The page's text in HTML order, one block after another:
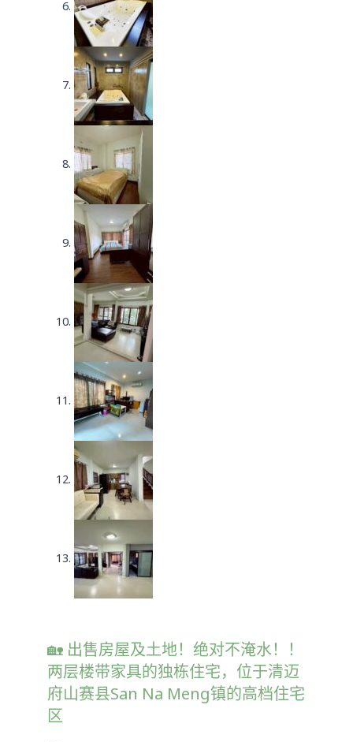
🏡 出售房屋及土地！绝对不淹水！！
两层楼带家具的独栋住宅，位于清迈
府山赛县San Na Meng镇的高档住宅
区